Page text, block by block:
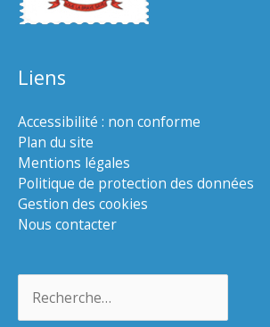
Liens
Accessibilité : non conforme
Plan du site
Mentions légales
Politique de protection des données
Gestion des cookies
Nous contacter